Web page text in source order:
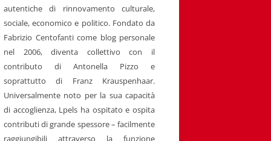
autentiche di rinnovamento culturale,
sociale, economico e politico. Fondato da
Fabrizio Centofanti come blog personale
nel 2006, diventa collettivo con il
contributo di Antonella Pizzo e
soprattutto di Franz Krauspenhaar.
Universalmente noto per la sua capacità
di accoglienza, Lpels ha ospitato e ospita
contributi di grande spessore – facilmente
raggiungibili attraverso la funzione